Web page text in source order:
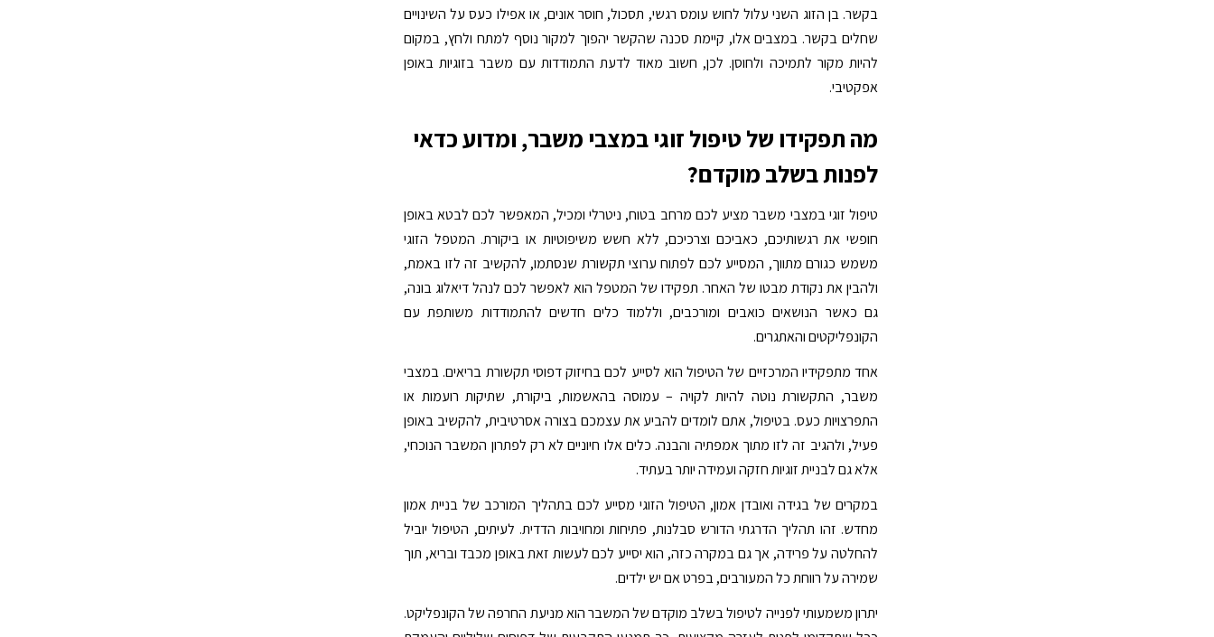
בקשר. בן הזוג השני עלול לחוש עומס רגשי, תסכול, חוסר אונים, או אפילו כעס על השינויים
שחלים בקשר. במצבים אלו, קיימת סכנה שהקשר יהפוך למקור נוסף למתח ולחץ, במקום
להיות מקור לתמיכה ולחוסן. לכן, חשוב מאוד לדעת התמודדות עם משבר בזוגיות באופן
אפקטיבי.
מה תפקידו של טיפול זוגי במצבי משבר, ומדוע כדאי
לפנות בשלב מוקדם?
טיפול זוגי במצבי משבר מציע לכם מרחב בטוח, ניטרלי ומכיל, המאפשר לכם לבטא באופן
חופשי את רגשותיכם, כאביכם וצרכיכם, ללא חשש משיפוטיות או ביקורת. המטפל הזוגי
משמש כגורם מתווך, המסייע לכם לפתוח ערוצי תקשורת שנסתמו, להקשיב זה לזו באמת,
ולהבין את נקודת מבטו של האחר. תפקידו של המטפל הוא לאפשר לכם לנהל דיאלוג בונה,
גם כאשר הנושאים כואבים ומורכבים, וללמוד כלים חדשים להתמודדות משותפת עם
הקונפליקטים והאתגרים.
אחד מתפקידיו המרכזיים של הטיפול הוא לסייע לכם בחיזוק דפוסי תקשורת בריאים. במצבי
משבר, התקשורת נוטה להיות לקויה – עמוסה בהאשמות, ביקורת, שתיקות רועמות או
התפרצויות כעס. בטיפול, אתם לומדים להביע את עצמכם בצורה אסרטיבית, להקשיב באופן
פעיל, ולהגיב זה לזו מתוך אמפתיה והבנה. כלים אלו חיוניים לא רק לפתרון המשבר הנוכחי,
אלא גם לבניית זוגיות חזקה ועמידה יותר בעתיד.
במקרים של בגידה ואובדן אמון, הטיפול הזוגי מסייע לכם בתהליך המורכב של בניית אמון
מחדש. זהו תהליך הדרגתי הדורש סבלנות, פתיחות ומחויבות הדדית. לעיתים, הטיפול יוביל
להחלטה על פרידה, אך גם במקרה כזה, הוא יסייע לכם לעשות זאת באופן מכבד ובריא, תוך
שמירה על רווחת כל המעורבים, בפרט אם יש ילדים.
יתרון משמעותי לפנייה לטיפול בשלב מוקדם של המשבר הוא מניעת החרפה של הקונפליקט.